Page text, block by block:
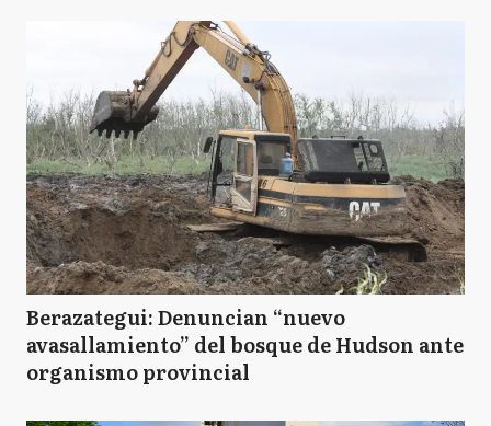
Berazategui: Denuncian “nuevo
avasallamiento” del bosque de Hudson ante
organismo provincial